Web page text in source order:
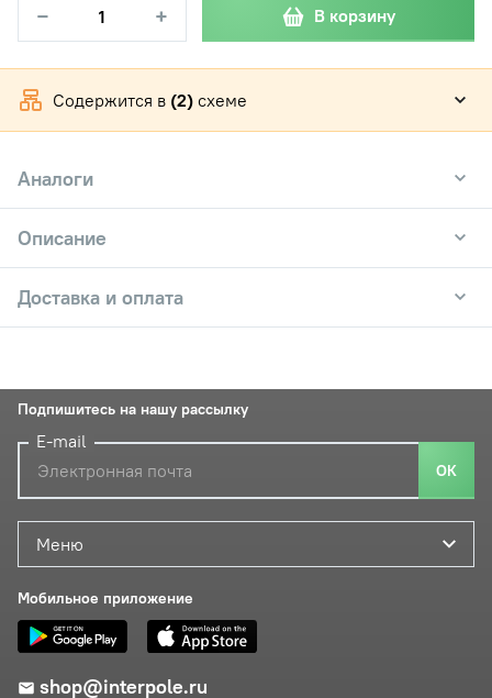
− + В корзину
Содержится в (2) схеме
Аналоги
Описание
Доставка и оплата
Меню
Мобильное приложение
shop@interpole.ru
Подпишитесь на нашу рассылку
E-mail
ОК